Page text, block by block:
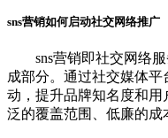
sns营销如何启动社交网络推广
sns营销即社交网络服
成部分。通过社交媒体
动，提升品牌知名度和用
泛的覆盖范围、低廉的成